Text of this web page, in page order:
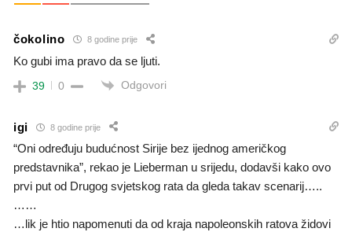
čokolino 8 godine prije
Ko gubi ima pravo da se ljuti.
39 0 Odgovori
igi 8 godine prije
“Oni određuju budućnost Sirije bez ijednog američkog
predstavnika”, rekao je Lieberman u srijedu, dodavši kako ovo
prvi put od Drugog svjetskog rata da gleda takav scenarij…..
……
…lik je htio napomenuti da od kraja napoleonskih ratova židovi